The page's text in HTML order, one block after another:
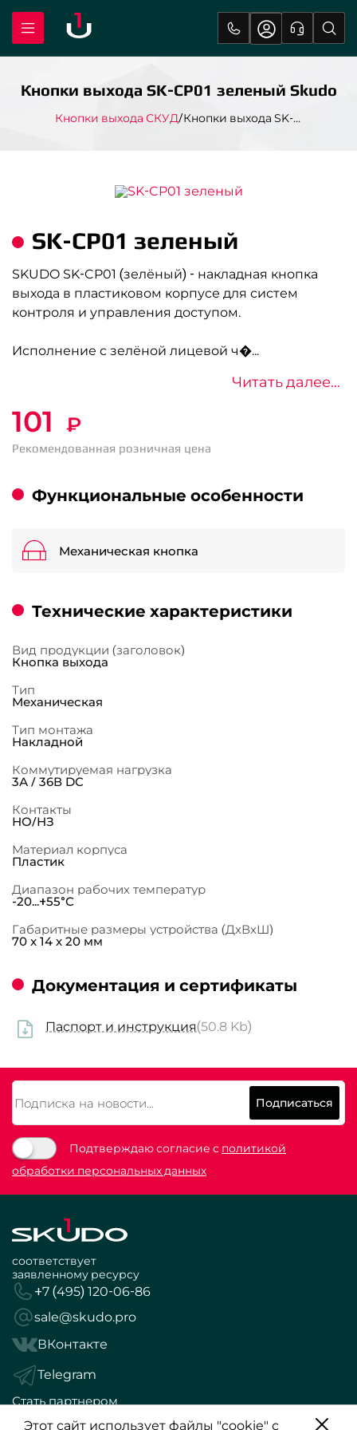
Кнопки выхода SK-CP01 зеленый Skudo
Кнопки выхода СКУД Кнопки выхода SK-CP01 зеленый Skudo
SK-CP01 зеленый
SKUDO SK-CP01 (зелёный) - накладная кнопка
выхода в пластиковом корпусе для систем
контроля и управления доступом.
Исполнение с зелёной лицевой ч�...
Читать далее...
101 ₽
Рекомендованная розничная цена
Функциональные особенности
Механическая кнопка
Технические характеристики
Вид продукции (заголовок)
Кнопка выхода
Тип
Механическая
Тип монтажа
Накладной
Коммутируемая нагрузка
3А / 36В DC
Контакты
НО/НЗ
Материал корпуса
Пластик
Диапазон рабочих температур
-20...+55°С
Габаритные размеры устройства (ДхВхШ)
70 x 14 x 20 мм
Документация и сертификаты
Паспорт и инструкция(50.8 Kb)
Этот сайт использует файлы "cookie" с
Подписаться
Подтверждаю согласие с политикой
обработки персональных данных
соответствует
заявленному ресурсу
+7 (495) 120-06-86
sale@skudo.pro
ВКонтакте
Telegram
Стать партнером
Политика конфиденциальности